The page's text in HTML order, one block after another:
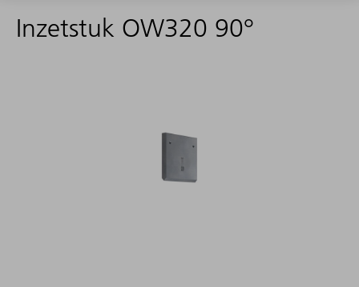
Inzetstuk OW320 90°